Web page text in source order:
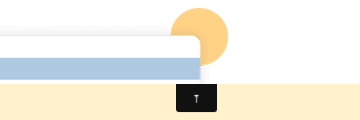
Location Matériel
IMG_9652